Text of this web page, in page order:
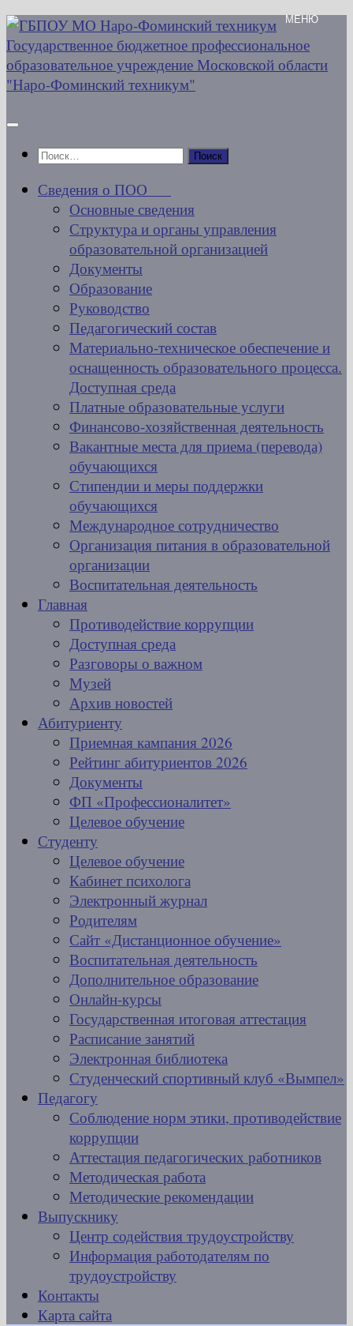
Перейти
к
содержимому
Найти:
Сведения о ПОО
Основные сведения
Структура и органы управления
образовательной организацией
Документы
Образование
Руководство
Педагогический состав
Материально-техническое обеспечение и
оснащенность образовательного процесса.
Доступная среда
Платные образовательные услуги
Финансово-хозяйственная деятельность
Вакантные места для приема (перевода)
обучающихся
Стипендии и меры поддержки
обучающихся
Международное сотрудничество
Организация питания в образовательной
организации
Воспитательная деятельность
Главная
Противодействие коррупции
Доступная среда
Разговоры о важном
Музей
Архив новостей
Абитуриенту
Приемная кампания 2026
Рейтинг абитуриентов 2026
Документы
ФП «Профессионалитет»
Целевое обучение
Студенту
Целевое обучение
Кабинет психолога
Электронный журнал
Родителям
Сайт «Дистанционное обучение»
Воспитательная деятельность
Дополнительное образование
Онлайн-курсы
Государственная итоговая аттестация
Расписание занятий
Электронная библиотека
Студенческий спортивный клуб «Вымпел»
Педагогу
Соблюдение норм этики, противодействие
коррупции
Аттестация педагогических работников
Методическая работа
Методические рекомендации
Выпускнику
Центр содействия трудоустройству
Информация работодателям по
трудоустройству
Контакты
Карта сайта